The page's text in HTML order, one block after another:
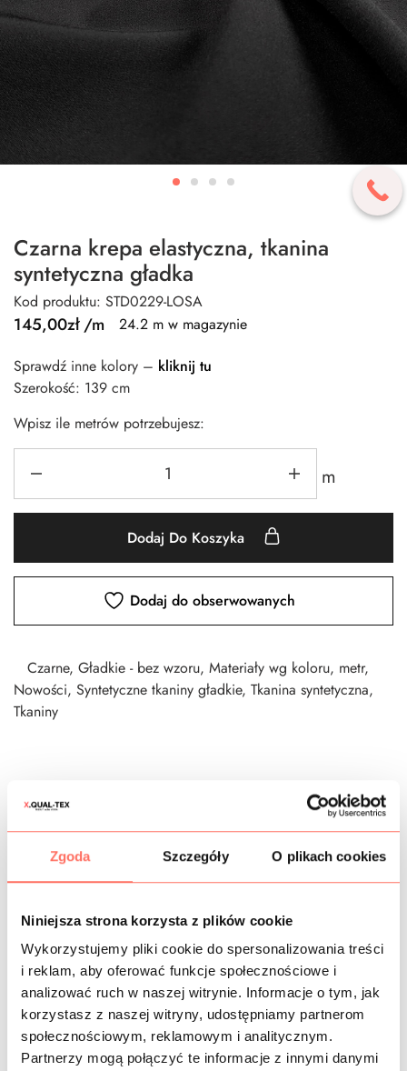
Zgoda Szczegóły O plikach cookies
Niniejsza strona korzysta z plików cookie
Wykorzystujemy pliki cookie do spersonalizowania treści
i reklam, aby oferować funkcje społecznościowe i
analizować ruch w naszej witrynie. Informacje o tym, jak
korzystasz z naszej witryny, udostępniamy partnerom
społecznościowym, reklamowym i analitycznym.
Partnerzy mogą połączyć te informacje z innymi danymi
Czarna krepa elastyczna, tkanina
syntetyczna gładka
Kod produktu: STD0229-LOSA
145,00zł/m
24.2 m w magazynie
Sprawdź inne kolory – kliknij tu
Szerokość: 139 cm
Wpisz ile metrów potrzebujesz:
m
Dodaj Do Koszyka
Dodaj do obserwowanych
Czarne, Gładkie - bez wzoru, Materiały wg koloru, metr,
Nowości, Syntetyczne tkaniny gładkie, Tkanina syntetyczna,
Tkaniny
CZAS DOSTAWY
KOSZTY WYSYŁKI
Syntetyczna tkanina gładka typu krepa cady.
Do produkcji
użyto wysokojakościowego poliestru, wiskozy, acetatu i
elastanu. Kolor czarny klasyczny.
Tkanina jest gładka, elastyczna, niegniotliwa, mięsista,
lejąca.
Ta gładka krepa syntetyczna przeznaczona jest na: suknie,
bluzki, sukienki, spodnie, spódnice itp.